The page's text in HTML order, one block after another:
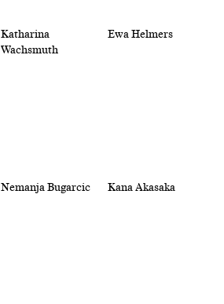
Katharina
Wachsmuth
Ewa Helmers
Nemanja Bugarcic Kana Akasaka